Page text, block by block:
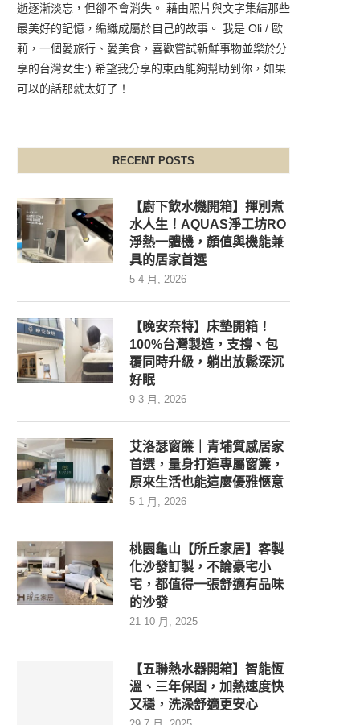
逝逐漸淡忘，但卻不會消失。 藉由照片與文字集結那些
最美好的記憶，編織成屬於自己的故事。 我是 Oli / 歐
莉，一個愛旅行、愛美食，喜歡嘗試新鮮事物並樂於分
享的台灣女生:) 希望我分享的東西能夠幫助到你，如果
可以的話那就太好了！
RECENT POSTS
【廚下飲水機開箱】揮別煮
水人生！AQUAS淨工坊RO
淨熱一體機，顏值與機能兼
具的居家首選
5 4 月, 2026
【晚安奈特】床墊開箱！
100%台灣製造，支撐、包
覆同時升級，躺出放鬆深沉
好眠
9 3 月, 2026
艾洛瑟窗簾｜青埔質感居家
首選，量身打造專屬窗簾，
原來生活也能這麼優雅愜意
5 1 月, 2026
桃園龜山【所丘家居】客製
化沙發訂製，不論豪宅小
宅，都值得一張舒適有品味
的沙發
21 10 月, 2025
【五聯熱水器開箱】智能恆
溫、三年保固，加熱速度快
又穩，洗澡舒適更安心